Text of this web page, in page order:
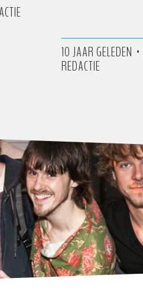
10 JAAR GELEDEN •
REDACTIE